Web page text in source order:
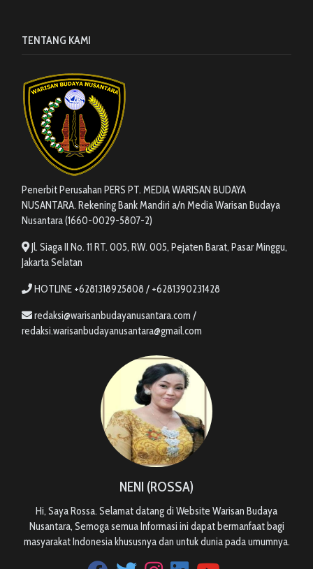
TENTANG KAMI
Penerbit Perusahan PERS PT. MEDIA WARISAN BUDAYA
NUSANTARA. Rekening Bank Mandiri a/n Media Warisan Budaya
Nusantara (1660-0029-5807-2)
Jl. Siaga II No. 11 RT. 005, RW. 005, Pejaten Barat, Pasar Minggu,
Jakarta Selatan
HOTLINE +6281318925808 / +6281390231428
redaksi@warisanbudayanusantara.com /
redaksi.warisanbudayanusantara@gmail.com
NENI (ROSSA)
Hi, Saya Rossa. Selamat datang di Website Warisan Budaya
Nusantara, Semoga semua Informasi ini dapat bermanfaat bagi
masyarakat Indonesia khususnya dan untuk dunia pada umumnya.